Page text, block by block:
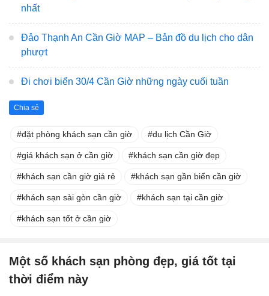
nhất
Đảo Thạnh An Cần Giờ MAP – Bản đồ du lịch cho dân
phượt
Đi chơi biển 30/4 Cần Giờ những ngày cuối tuần
Chia sẻ
đặt phòng khách sạn cần giờ du lịch Cần Giờ
giá khách sạn ở cần giờ khách sạn cần giờ đẹp
khách sạn cần giờ giá rẻ khách sạn gần biển cần giờ
khách sạn sài gòn cần giờ khách sạn tại cần giờ
khách sạn tốt ở cần giờ
Một số khách sạn phòng đẹp, giá tốt tại
thời điểm này